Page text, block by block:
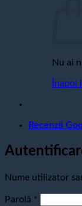
Nu ai
Înapoi
Recenzii
Nume utilizator
Parolă *